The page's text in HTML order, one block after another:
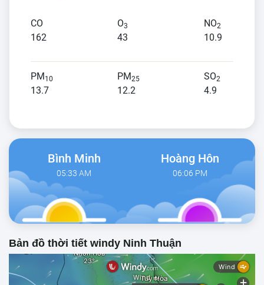
CO
162
O3
43
NO2
10.9
PM10
13.7
PM25
12.2
SO2
4.9
Bình Minh
05:33 AM
Hoàng Hôn
06:06 PM
Bản đồ thời tiết windy Ninh Thuận